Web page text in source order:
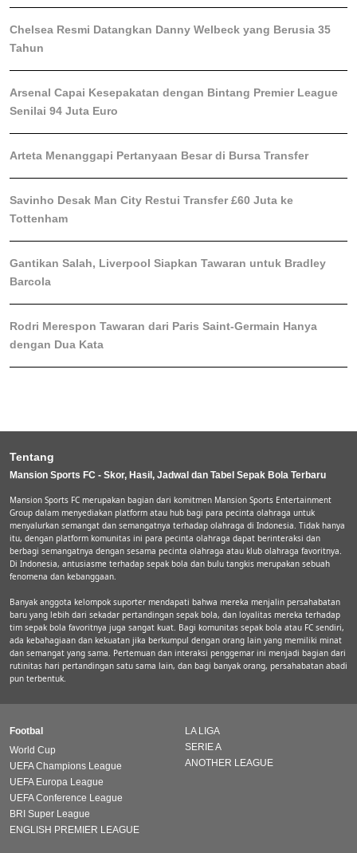
Chelsea Resmi Datangkan Danny Welbeck yang Berusia 35
Tahun
Arsenal Capai Kesepakatan dengan Bintang Premier League
Senilai 94 Juta Euro
Arteta Menanggapi Pertanyaan Besar di Bursa Transfer
Savinho Desak Man City Restui Transfer £60 Juta ke
Tottenham
Gantikan Salah, Liverpool Siapkan Tawaran untuk Bradley
Barcola
Rodri Merespon Tawaran dari Paris Saint-Germain Hanya
dengan Dua Kata
Tentang
Mansion Sports FC - Skor, Hasil, Jadwal dan Tabel Sepak Bola Terbaru
Mansion Sports FC merupakan bagian dari komitmen Mansion Sports Entertainment
Group dalam menyediakan platform atau hub bagi para pecinta olahraga untuk
menyalurkan semangat dan semangatnya terhadap olahraga di Indonesia. Tidak hanya
itu, dengan platform komunitas ini para pecinta olahraga dapat berinteraksi dan
berbagi semangatnya dengan sesama pecinta olahraga atau klub olahraga favoritnya.
Di Indonesia, antusiasme terhadap sepak bola dan bulu tangkis merupakan sebuah
fenomena dan kebanggaan.
Banyak anggota kelompok suporter mendapati bahwa mereka menjalin persahabatan
baru yang lebih dari sekadar pertandingan sepak bola, dan loyalitas mereka terhadap
tim sepak bola favoritnya juga sangat kuat. Bagi komunitas sepak bola atau FC sendiri,
ada kebahagiaan dan kekuatan jika berkumpul dengan orang lain yang memiliki minat
dan semangat yang sama. Pertemuan dan interaksi penggemar ini menjadi bagian dari
rutinitas hari pertandingan satu sama lain, dan bagi banyak orang, persahabatan abadi
pun terbentuk.
Footbal
World Cup
UEFA Champions League
UEFA Europa League
UEFA Conference League
BRI Super League
ENGLISH PREMIER LEAGUE
LA LIGA
SERIE A
ANOTHER LEAGUE